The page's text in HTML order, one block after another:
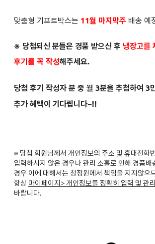
맞춤형 기프트박스는 11월 마지막주 배송 예
※ 당첨되신 분들은 경품 받으신 후 냉장고를
후기를 꼭 작성해주세요.
당첨 후기 작성자 분 중 월 3분을 추첨하여 3
추가 혜택이 기다립니다~!!
※ 당첨 회원님께서 개인정보의 주소 및 휴대전화
입력하시지 않은 경우나 관리 소홀로 인해 경품배
경우 이에 대해서는 청정원에서 책임을 지지않으
항상 마이페이지> 개인정보를 정확히 입력 및 관리
바랍니다.